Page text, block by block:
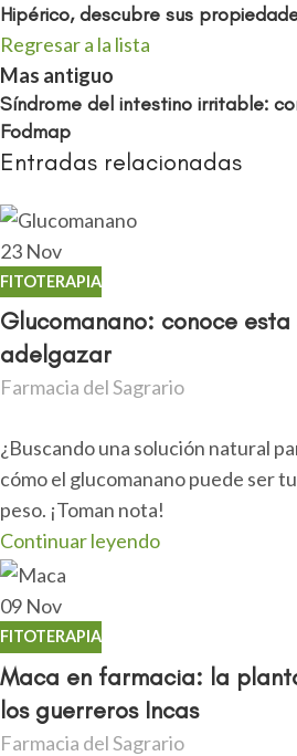
Hipérico, descubre sus
Regresar a la lista
Mas antiguo
Síndrome del intestino irritable:
Fodmap
Entradas relacionadas
23 Nov
FITOTERAPIA
Glucomanano: conoce
adelgazar
Farmacia del Sagrario
¿Buscando una solución natural
cómo el glucomanano puede ser
peso. ¡Toman nota!
Continuar leyendo
09 Nov
FITOTERAPIA
Maca en farmacia: la
los guerreros Incas
Farmacia del Sagrario